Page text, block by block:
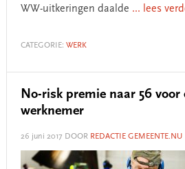
WW-uitkeringen daalde ... lees
CATEGORIE: WERK
No-risk premie naar 56 voor
werknemer
26 juni 2017 DOOR REDACTIE GEMEENTE.NU